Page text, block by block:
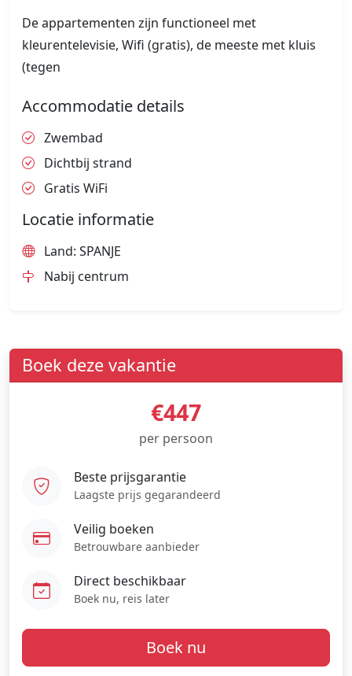
De appartementen zijn functioneel met
kleurentelevisie, Wifi (gratis), de meeste met kluis
(tegen
Accommodatie details
Zwembad
Dichtbij strand
Gratis WiFi
Locatie informatie
Land: SPANJE
Nabij centrum
Boek deze vakantie
€447
per persoon
Beste prijsgarantie
Laagste prijs gegarandeerd
Veilig boeken
Betrouwbare aanbieder
Direct beschikbaar
Boek nu, reis later
Boek nu